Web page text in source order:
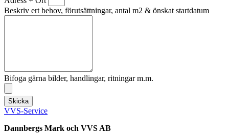
Beskriv ert behov, förutsättningar, antal m2 & önskat startdatum
Bifoga gärna bilder, handlingar, ritningar m.m.
Skicka
VVS-Service
Dannbergs Mark och VVS AB